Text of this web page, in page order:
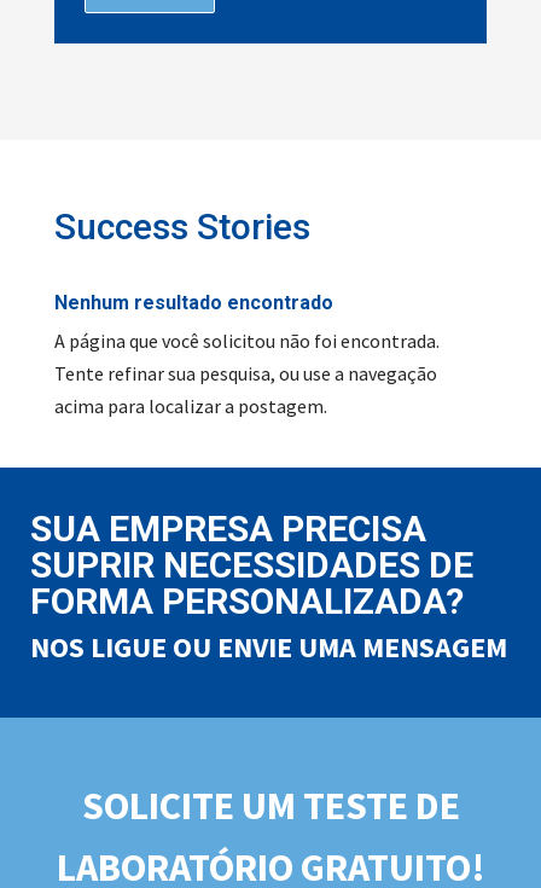
Success Stories
Nenhum resultado encontrado
A página que você solicitou não foi encontrada.
Tente refinar sua pesquisa, ou use a navegação
acima para localizar a postagem.
SUA EMPRESA PRECISA
SUPRIR NECESSIDADES DE
FORMA PERSONALIZADA?
NOS LIGUE OU ENVIE UMA MENSAGEM
SOLICITE UM TESTE DE
LABORATÓRIO GRATUITO!